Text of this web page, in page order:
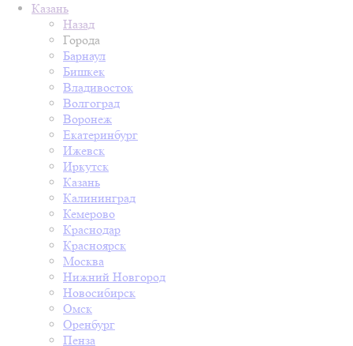
Казань
Назад
Города
Барнаул
Бишкек
Владивосток
Волгоград
Воронеж
Екатеринбург
Ижевск
Иркутск
Казань
Калининград
Кемерово
Краснодар
Красноярск
Москва
Нижний Новгород
Новосибирск
Омск
Оренбург
Пенза